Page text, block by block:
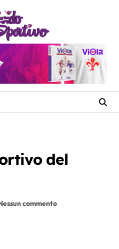
del
commento